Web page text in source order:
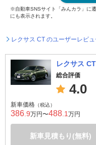
※自動車SNSサイト「みんカラ」に
にも表示されます。
レクサス CT のユーザーレビ
レクサス CT
総合評価
4.0
新車価格 （税込）
386 .9万円〜488 .1 万円
新車見積もり(無料)